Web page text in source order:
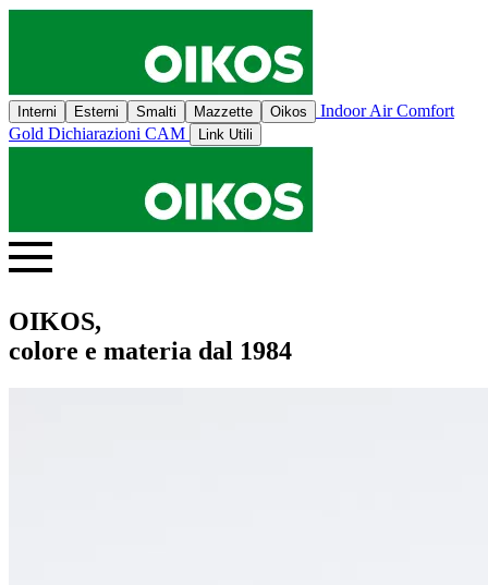
Interni Esterni Smalti Mazzette Oikos
Indoor Air Comfort
Gold Dichiarazioni CAM Link Utili
OIKOS,
colore e materia dal 1984